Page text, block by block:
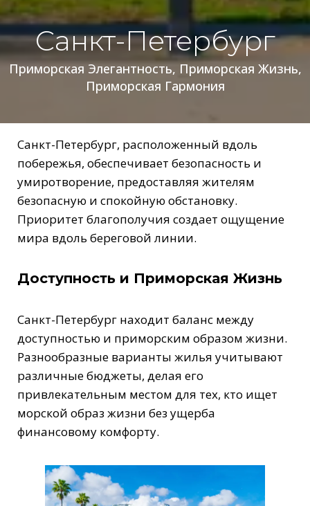
Санкт-Петербург
Приморская Элегантность, Приморская Жизнь,
Приморская Гармония
Санкт-Петербург, расположенный вдоль
побережья, обеспечивает безопасность и
умиротворение, предоставляя жителям
безопасную и спокойную обстановку.
Приоритет благополучия создает ощущение
мира вдоль береговой линии.
Доступность и Приморская Жизнь
Санкт-Петербург находит баланс между
доступностью и приморским образом жизни.
Разнообразные варианты жилья учитывают
различные бюджеты, делая его
привлекательным местом для тех, кто ищет
морской образ жизни без ущерба
финансовому комфорту.